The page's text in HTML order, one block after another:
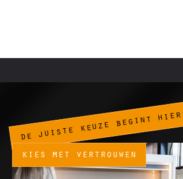
kies met vertrouwen
de juiste keuze begint hier